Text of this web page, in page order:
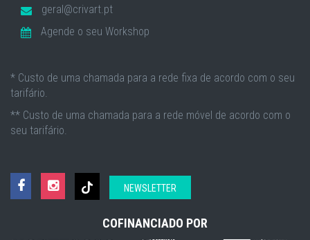
geral@crivart.pt
Agende o seu Workshop
* Custo de uma chamada para a rede fixa de acordo com o seu
tarifário.
** Custo de uma chamada para a rede móvel de acordo com o
seu tarifário.
NEWSLETTER
COFINANCIADO POR